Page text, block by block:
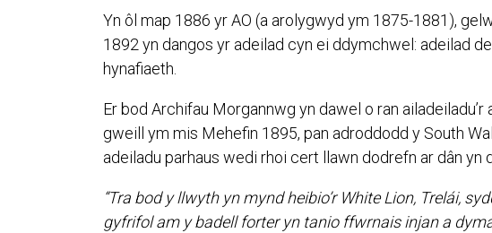
Yn ôl map 1886 yr AO (a arolygwyd ym 1875-1881),
1892 yn dangos yr adeilad cyn ei ddymchwel: adeilad
hynafiaeth.
Er bod Archifau Morgannwg yn dawel o ran
gweill ym mis Mehefin 1895, pan adroddodd y South
adeiladu parhaus wedi rhoi cert llawn dodrefn ar dân
“Tra bod y llwyth yn mynd heibio’r White Lion, Trelái,
gyfrifol am y badell forter yn tanio ffwrnais injan a